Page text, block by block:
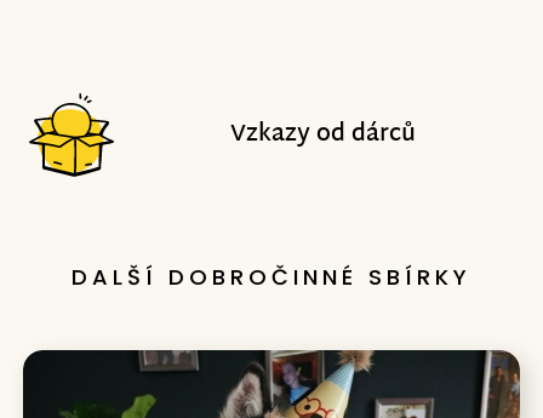
Vzkazy od dárců
DALŠÍ DOBROČINNÉ SBÍRKY